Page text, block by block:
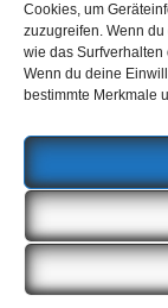
Cookies, um
zuzugreifen. Wenn
wie das
Wenn du deine
bestimmte Merkmale
Neukölln Oliver Nöll
Archiv
Archiv
Impressum
Anzeigen
Cookie-